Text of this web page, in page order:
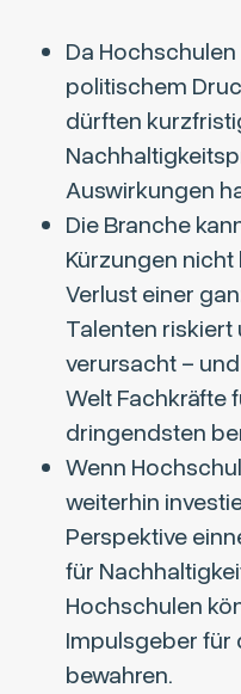
Da
politischem
dürften
Auswirkungen
Die Branche
Kürzungen
Verlust einer
Talenten riskiert
verursacht –
Welt Fachkräfte
dringendsten
Wenn
weiterhin
Perspektive
für
Hochschulen
Impulsgeber für
bewahren.